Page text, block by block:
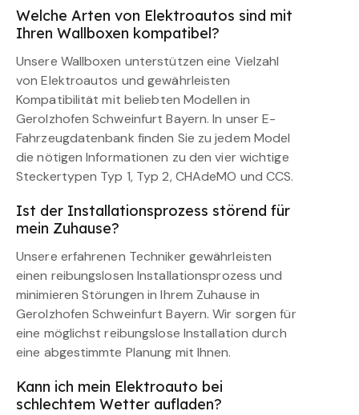
Welche Arten von Elektroautos sind mit
Ihren Wallboxen kompatibel?
Unsere Wallboxen unterstützen eine Vielzahl
von Elektroautos und gewährleisten
Kompatibilität mit beliebten Modellen in
Gerolzhofen Schweinfurt Bayern. In unser E-
Fahrzeugdatenbank finden Sie zu jedem Model
die nötigen Informationen zu den vier wichtige
Steckertypen Typ 1, Typ 2, CHAdeMO und CCS.
Ist der Installationsprozess störend für
mein Zuhause?
Unsere erfahrenen Techniker gewährleisten
einen reibungslosen Installationsprozess und
minimieren Störungen in Ihrem Zuhause in
Gerolzhofen Schweinfurt Bayern. Wir sorgen für
eine möglichst reibungslose Installation durch
eine abgestimmte Planung mit Ihnen.
Kann ich mein Elektroauto bei
schlechtem Wetter aufladen?